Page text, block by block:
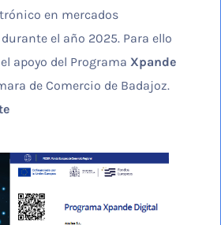
en mercados
el año 2025. Para ello
apoyo del Programa Xpande
de Comercio de Badajoz.